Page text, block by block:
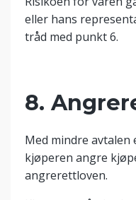
eller hans
tråd med punkt 6.
8.
Med mindre
kjøperen angre
angrerettloven.